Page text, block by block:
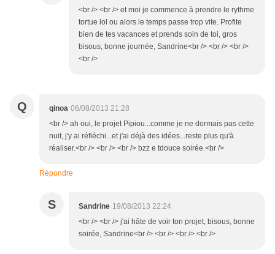
<br /> <br /> et moi je commence à prendre le rythme
tortue lol ou alors le temps passe trop vite. Profite
bien de tes vacances et prends soin de toi, gros
bisous, bonne journée, Sandrine<br /> <br /> <br />
<br />
Q qinoa 06/08/2013 21:28
<br /> ah oui, le projet Pipiou...comme je ne dormais pas cette
nuit, j'y ai réfléchi...et j'ai déjà des idées...reste plus qu'à
réaliser.<br /> <br /> <br /> bzz e tdouce soirée.<br />
Répondre
S Sandrine 19/08/2013 22:24
<br /> <br /> j'ai hâte de voir ton projet, bisous, bonne
soirée, Sandrine<br /> <br /> <br /> <br />